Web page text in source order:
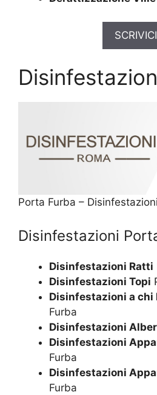
SCRIVICI
Porta Furba –
Disinfestazioni
Disinfestazioni Ratti
Disinfestazioni Topi
Disinfestazioni a chi
Furba
Disinfestazioni
Disinfestazioni
Furba
Disinfestazioni
Furba